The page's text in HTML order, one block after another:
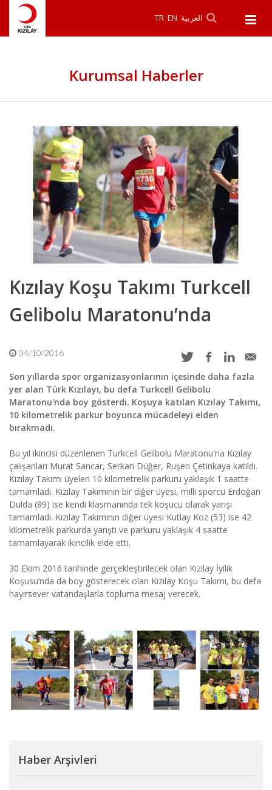
TR EN العربية
Kurumsal Haberler
Kızılay Koşu Takımı Turkcell
Gelibolu Maratonu’nda
04/10/2016
Son yıllarda spor organizasyonlarının içesinde daha fazla
yer alan Türk Kızılayı, bu defa Turkcell Gelibolu
Maratonu'nda boy gösterdi. Koşuya katılan Kızılay Takımı,
10 kilometrelik parkur boyunca mücadeleyi elden
bırakmadı.
Bu yıl ikincisi düzenlenen Turkcell Gelibolu Maratonu'na Kızılay
çalışanları Murat Sancar, Serkan Düğer, Ruşen Çetinkaya katıldı.
Kızılay Takımı üyeleri 10 kilometrelik parkuru yaklaşık 1 saatte
tamamladı. Kızılay Takımının bir diğer üyesi, milli sporcu Erdoğan
Dulda (89) ise kendi klasmanında tek koşucu olarak yarışı
tamamladı. Kızılay Takımının diğer üyesi Kutlay Koz (53) ise 42
kilometrelik parkurda yarıştı ve parkuru yaklaşık 4 saatte
tamamlayarak ikincilik elde etti.
30 Ekim 2016 tarihinde gerçekleştirilecek olan Kızılay İyilik
Koşusu’nda da boy gösterecek olan Kızılay Koşu Takımı, bu defa
hayırsever vatandaşlarla topluma mesaj verecek.
Haber Arşivleri